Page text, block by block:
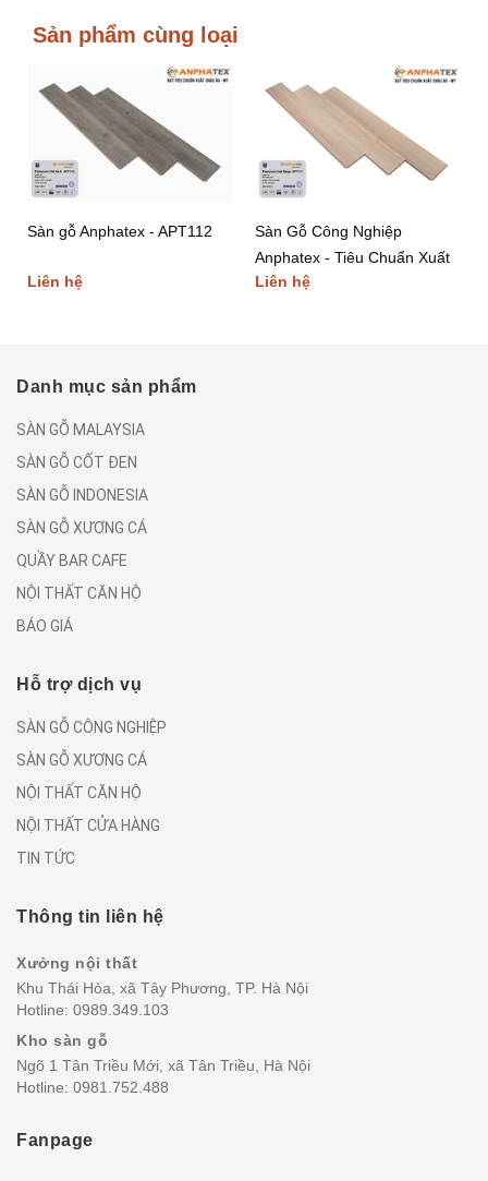
Sản phẩm cùng loại
Sàn gỗ Anphatex - APT112
Liên hệ
Sàn Gỗ Công Nghiệp
Anphatex - Tiêu Chuẩn Xuất
Khẩu Châu Âu - Chất Lượng
Liên hệ
Danh mục sản phẩm
SÀN GỖ MALAYSIA
SÀN GỖ CỐT ĐEN
SÀN GỖ INDONESIA
SÀN GỖ XƯƠNG CÁ
QUẦY BAR CAFE
NỘI THẤT CĂN HỘ
BÁO GIÁ
Hỗ trợ dịch vụ
SÀN GỖ CÔNG NGHIỆP
SÀN GỖ XƯƠNG CÁ
NỘI THẤT CĂN HỘ
NỘI THẤT CỬA HÀNG
TIN TỨC
Thông tin liên hệ
Xưởng nội thất
Khu Thái Hòa, xã Tây Phương, TP. Hà Nội
Hotline: 0989.349.103
Kho sàn gỗ
Ngõ 1 Tân Triều Mới, xã Tân Triều, Hà Nội
Hotline: 0981.752.488
Fanpage